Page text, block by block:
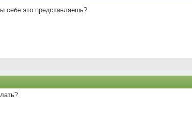
себе это представляешь?